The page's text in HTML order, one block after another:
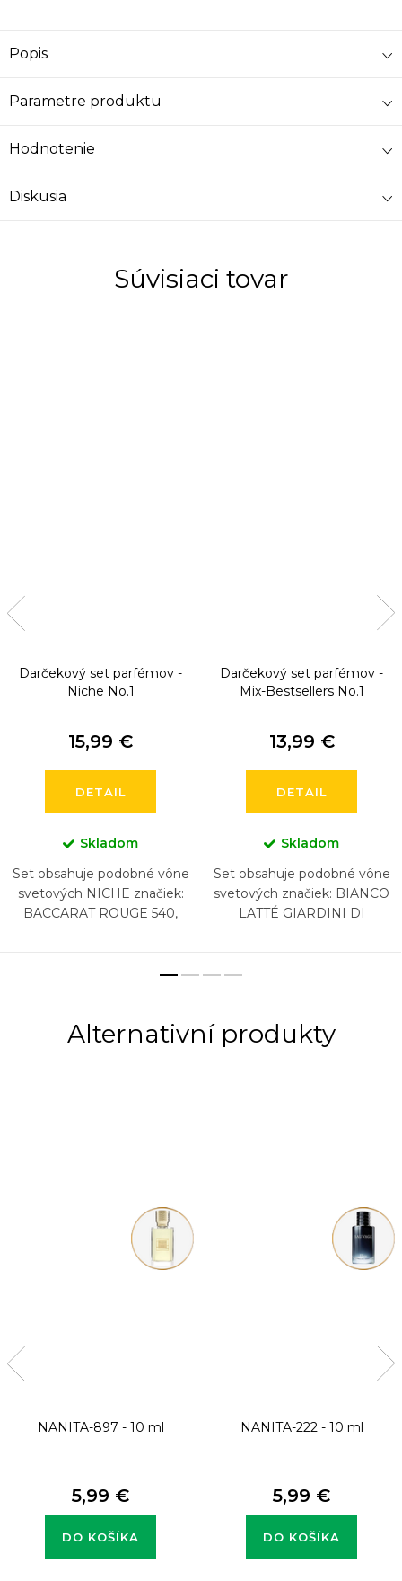
Popis
Parametre produktu
Hodnotenie
Diskusia
Súvisiaci tovar
Darčekový set parfémov -
Niche No.1
15,99 €
DETAIL
Skladom
Set obsahuje podobné vône
svetových NICHE značiek:
BACCARAT ROUGE 540,
BYREDO GYPSY WATER,
Darčekový set parfémov -
Mix-Bestsellers No.1
13,99 €
DETAIL
Skladom
Set obsahuje podobné vône
svetových značiek: BIANCO
LATTÉ GIARDINI DI
PISTACHIO GELATO...
NANITA-897 - 10 ml
5,99 €
DO KOŠÍKA
NANITA-222 - 10 ml
5,99 €
DO KOŠÍKA